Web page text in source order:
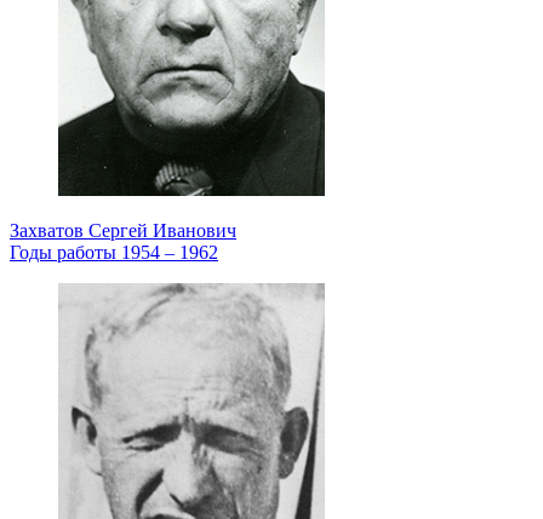
Захватов Сергей Иванович
Годы работы 1954 – 1962